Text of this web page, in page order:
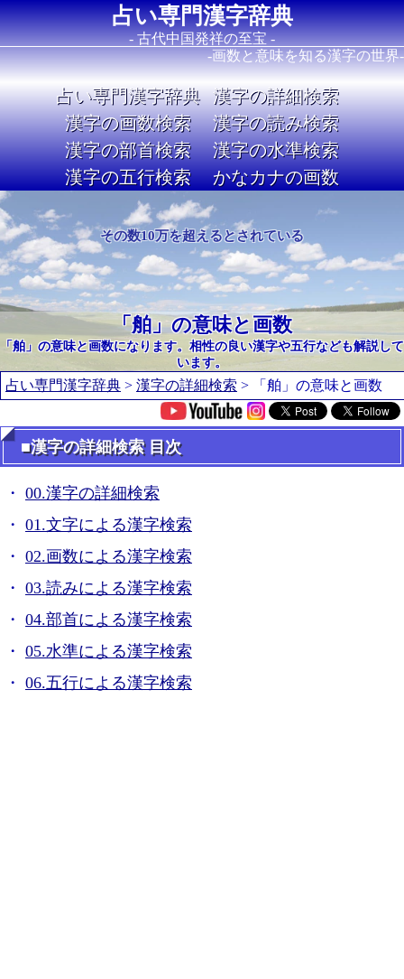
占い専門漢字辞典
- 古代中国発祥の至宝 -
-画数と意味を知る漢字の世界-
占い専門漢字辞典
漢字の詳細検索
漢字の画数検索
漢字の読み検索
漢字の部首検索
漢字の水準検索
漢字の五行検索
かなカナの画数
Image 02
その数10万を超えるとされている
「舶」の意味と画数
「舶」の意味と画数になります。相性の良い漢字や五行なども解説して
います。
占い専門漢字辞典 > 漢字の詳細検索 > 「舶」の意味と画数
■漢字の詳細検索 目次
00.漢字の詳細検索
01.文字による漢字検索
02.画数による漢字検索
03.読みによる漢字検索
04.部首による漢字検索
05.水準による漢字検索
06.五行による漢字検索